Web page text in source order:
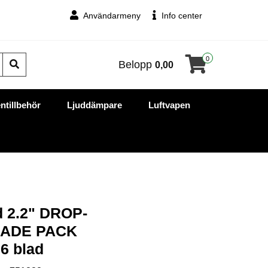
Användarmeny Info center
Belopp 0,00
0
Ljuddämpare Luftvapen
2.2" DROP-
PACK
blad